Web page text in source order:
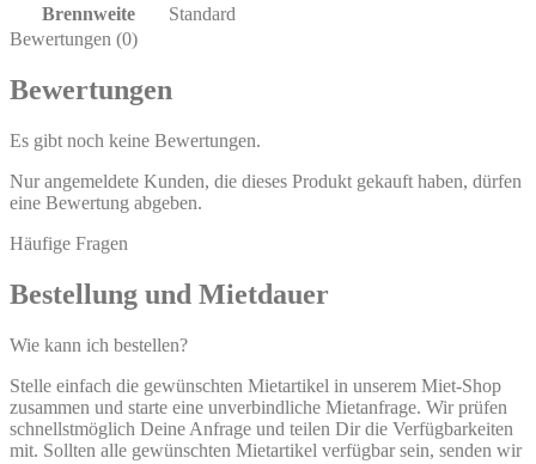
Brennweite
Standard
Bewertungen (0)
Bewertungen
Es gibt noch keine Bewertungen.
Nur angemeldete Kunden, die dieses Produkt gekauft haben, dürfen
eine Bewertung abgeben.
Häufige Fragen
Bestellung und Mietdauer
Wie kann ich bestellen?
Stelle einfach die gewünschten Mietartikel in unserem Miet-Shop
zusammen und starte eine unverbindliche Mietanfrage. Wir prüfen
schnellstmöglich Deine Anfrage und teilen Dir die Verfügbarkeiten
mit. Sollten alle gewünschten Mietartikel verfügbar sein, senden wir